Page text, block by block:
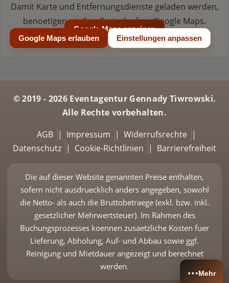
Google Maps anzeigen
Damit Karte und Entfernungsdienste geladen werden,
benoetigen wir Ihre Freigabe fuer Google Maps.
Google Maps erlauben Einstellungen anpassen
© 2019 - 2026 Eventagentur Gennady Tiwrowski.
Alle Rechte vorbehalten.
AGB | Impressum | Widerrufsrechte
|
Datenschutz | Cookie-Richtlinien | Barrierefreiheit
Die auf dieser Website genannten Preise enthalten,
sofern nicht ausdruecklich anders angegeben, sowohl
die Netto- als auch die Bruttobetraege (exkl. bzw. inkl.
gesetzlicher Mehrwertsteuer). Im Rahmen des
Buchungsprozesses koennen zusaetzliche Kosten fuer
Lieferung, Abholung, Auf- und Abbau sowie ggf.
Reinigung und Mietdauer angezeigt und berechnet
werden.
⋯Mehr